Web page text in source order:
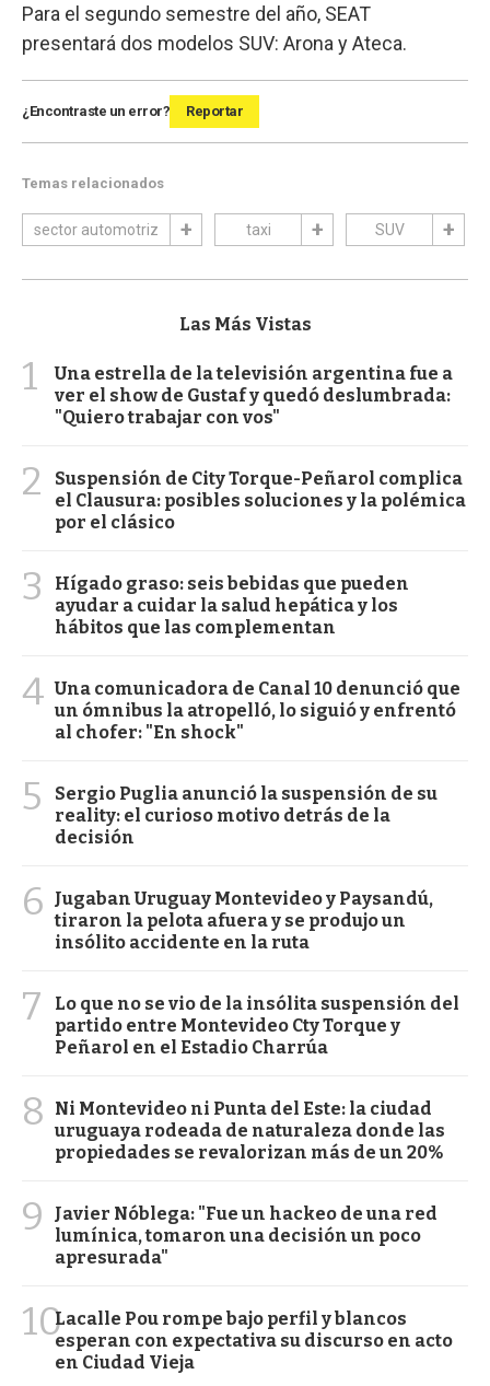
Para el segundo semestre del año, SEAT
presentará dos modelos SUV: Arona y Ateca.
¿Encontraste un error? Reportar
Temas relacionados
sector automotriz taxi SUV
Las Más Vistas
1
Una estrella de la televisión argentina fue a
ver el show de Gustaf y quedó deslumbrada:
"Quiero trabajar con vos"
2
Suspensión de City Torque-Peñarol complica
el Clausura: posibles soluciones y la polémica
por el clásico
3
Hígado graso: seis bebidas que pueden
ayudar a cuidar la salud hepática y los
hábitos que las complementan
4 Una comunicadora de Canal 10 denunció que
un ómnibus la atropelló, lo siguió y enfrentó
al chofer: "En shock"
5
Sergio Puglia anunció la suspensión de su
reality: el curioso motivo detrás de la
decisión
6
Jugaban Uruguay Montevideo y Paysandú,
tiraron la pelota afuera y se produjo un
insólito accidente en la ruta
7
Lo que no se vio de la insólita suspensión del
partido entre Montevideo Cty Torque y
Peñarol en el Estadio Charrúa
8
Ni Montevideo ni Punta del Este: la ciudad
uruguaya rodeada de naturaleza donde las
propiedades se revalorizan más de un 20%
9
Javier Nóblega: "Fue un hackeo de una red
lumínica, tomaron una decisión un poco
apresurada"
10Lacalle Pou rompe bajo perfil y blancos
esperan con expectativa su discurso en acto
en Ciudad Vieja